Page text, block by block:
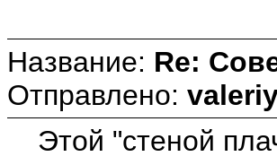
Название: Re:
Отправлено:
Этой "стеной